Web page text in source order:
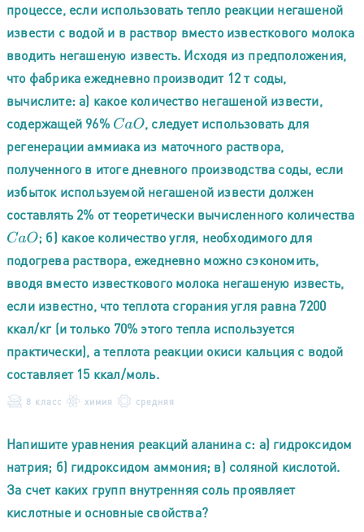
процессе, если использовать тепло реакции негашеной
извести с водой и в раствор вместо известкового молока
вводить негашеную известь. Исходя из предположения,
что фабрика ежедневно производит 12 т соды,
вычислите: а) какое количество негашеной извести,
содержащей 96% CaO , следует использовать для
регенерации аммиака из маточного раствора,
полученного в итоге дневного производства соды, если
избыток используемой негашеной извести должен
составлять 2% от теоретически вычисленного количества
CaO ; б) какое количество угля, необходимого для
подогрева раствора, ежедневно можно сэкономить,
вводя вместо известкового молока негашеную известь,
если известно, что теплота сгорания угля равна 7200
ккал/кг (и только 70% этого тепла используется
практически), а теплота реакции окиси кальция с водой
составляет 15 ккал/моль.
8 класс химия средняя
Напишите уравнения реакций аланина с: а) гидроксидом
натрия; б) гидроксидом аммония; в) соляной кислотой.
За счет каких групп внутренняя соль проявляет
кислотные и основные свойства?